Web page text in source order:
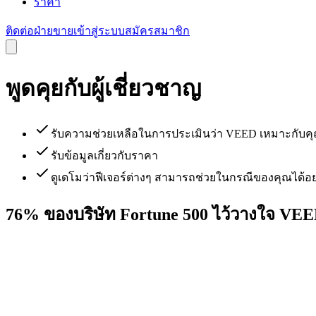
ติดต่อฝ่ายขายเข้าสู่ระบบสมัครสมาชิก
พูดคุยกับผู้เชี่ยวชาญ
รับความช่วยเหลือในการประเมินว่า VEED เหมาะกับ
รับข้อมูลเกี่ยวกับราคา
ดูเดโมว่าฟีเจอร์ต่างๆ สามารถช่วยในกรณีของคุณได้อ
76% ของบริษัท Fortune 500 ไว้วางใจ